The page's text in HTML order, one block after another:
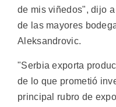
de mis viñedos", dijo
de las mayores
Aleksandrovic.
"Serbia exporta
de lo que prometió
principal rubro de